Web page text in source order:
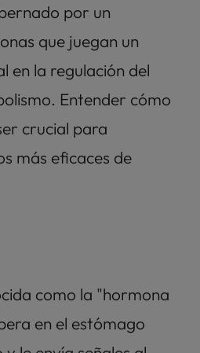
por un
que juegan un
en la regulación del
Entender cómo
crucial para
más eficaces de
como la "hormona
en el estómago